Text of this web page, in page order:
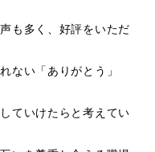
も多く、好評をいただ
ない「ありがとう」
ていけたらと考えてい